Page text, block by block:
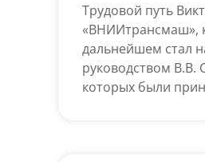
Трудовой путь
«ВНИИтрансмаш»,
дальнейшем стал
руководством В.В.
которых были